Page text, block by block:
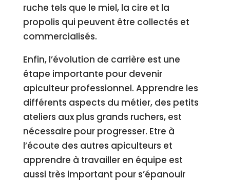
ruche tels que le miel, la cire et la
propolis qui peuvent être collectés et
commercialisés.
Enfin, l’évolution de carrière est une
étape importante pour devenir
apiculteur professionnel. Apprendre les
différents aspects du métier, des petits
ateliers aux plus grands ruchers, est
nécessaire pour progresser. Etre à
l’écoute des autres apiculteurs et
apprendre à travailler en équipe est
aussi très important pour s’épanouir